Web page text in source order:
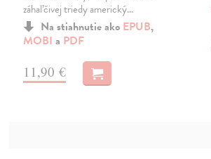
záhaľčivej triedy americký…
Na stiahnutie ako EPUB,
MOBI a PDF
11,90 €